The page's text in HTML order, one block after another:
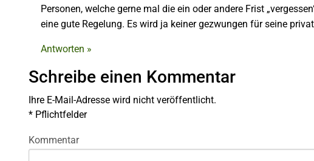
Personen, welche gerne mal die ein oder andere Frist
eine gute Regelung. Es wird ja keiner gezwungen für seine
Antworten »
Schreibe einen Kommentar
Ihre E-Mail-Adresse wird nicht veröffentlicht.
* Pflichtfelder
Kommentar